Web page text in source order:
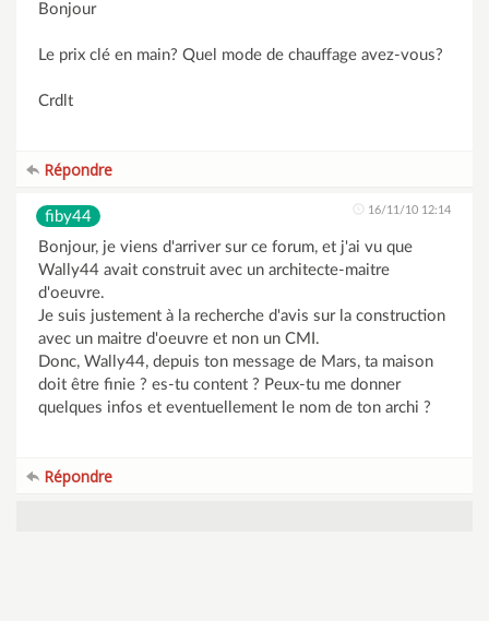
Bonjour
Le prix clé en main? Quel mode de chauffage avez-vous?
Crdlt
Répondre
fiby44 16/11/10 12:14
Bonjour, je viens d'arriver sur ce forum, et j'ai vu que
Wally44 avait construit avec un architecte-maitre
d'oeuvre.
Je suis justement à la recherche d'avis sur la construction
avec un maitre d'oeuvre et non un CMI.
Donc, Wally44, depuis ton message de Mars, ta maison
doit être finie ? es-tu content ? Peux-tu me donner
quelques infos et eventuellement le nom de ton archi ?
Répondre